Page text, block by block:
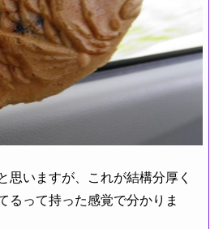
いますが、これが結構分厚く
るって持った感覚で分かりま